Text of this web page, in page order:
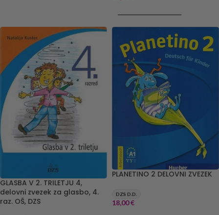
GLASBA V 2. TRILETJU 4,
delovni zvezek za glasbo, 4.
raz. OŠ, DZS
PLANETINO 2 DELOVNI ZVEZEK
DZS D.D.
18,00€